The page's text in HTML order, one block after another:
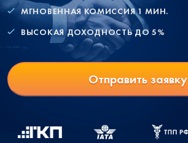
МГНОВЕННАЯ КОМИССИЯ 1 МИН.
ВЫСОКАЯ ДОХОДНОСТЬ ДО 5%
Отправить заявку